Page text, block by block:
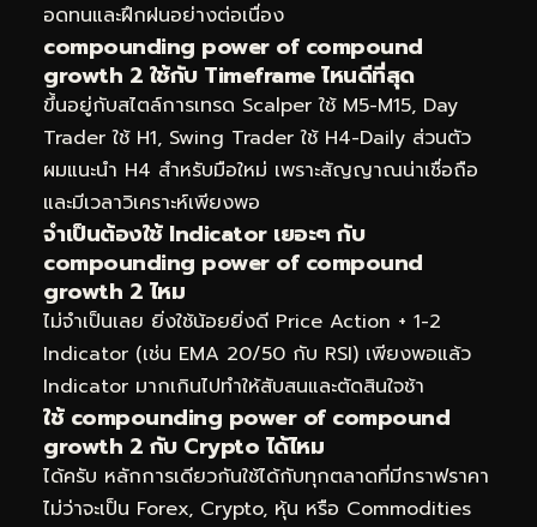
อดทนและฝึกฝนอย่างต่อเนื่อง
compounding power of compound
growth 2 ใช้กับ Timeframe ไหนดีที่สุด
ขึ้นอยู่กับสไตล์การเทรด Scalper ใช้ M5-M15, Day
Trader ใช้ H1, Swing Trader ใช้ H4-Daily ส่วนตัว
ผมแนะนำ H4 สำหรับมือใหม่ เพราะสัญญาณน่าเชื่อถือ
และมีเวลาวิเคราะห์เพียงพอ
จำเป็นต้องใช้ Indicator เยอะๆ กับ
compounding power of compound
growth 2 ไหม
ไม่จำเป็นเลย ยิ่งใช้น้อยยิ่งดี Price Action + 1-2
Indicator (เช่น EMA 20/50 กับ RSI) เพียงพอแล้ว
Indicator มากเกินไปทำให้สับสนและตัดสินใจช้า
ใช้ compounding power of compound
growth 2 กับ Crypto ได้ไหม
ได้ครับ หลักการเดียวกันใช้ได้กับทุกตลาดที่มีกราฟราคา
ไม่ว่าจะเป็น Forex, Crypto, หุ้น หรือ Commodities